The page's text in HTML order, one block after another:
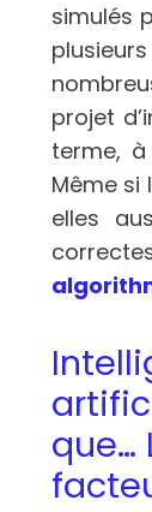
simulés
projet
terme,
Même si
elles
que…